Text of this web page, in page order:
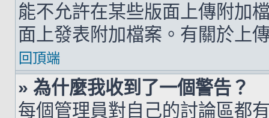
能不允許在某些版面上傳附加
面上發表附加檔案。有關於上
回頂端
» 為什麼我收到了一個警告？
每個管理員對自己的討論區都